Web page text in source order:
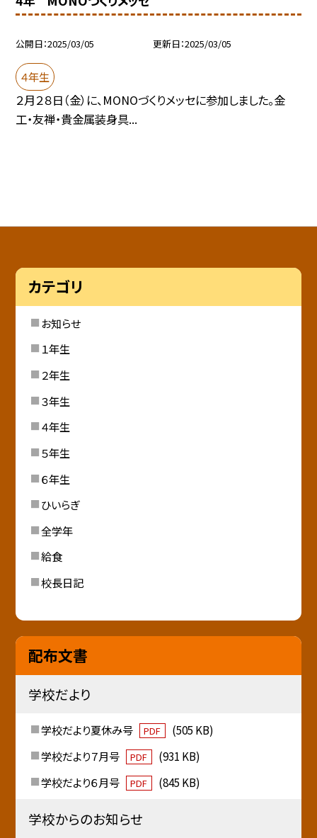
公開日 2025/03/05 更新日 2025/03/05
４年生
２月２８日（金）に、MONOづくりメッセに参加しました。金
工・友禅・貴金属装身具...
カテゴリ
お知らせ
１年生
２年生
３年生
４年生
５年生
６年生
ひいらぎ
全学年
給食
校長日記
配布文書
学校だより
学校だより夏休み号 PDF
(505 KB)
学校だより７月号
PDF
(931 KB)
学校だより６月号
PDF (845 KB)
学校からのお知らせ